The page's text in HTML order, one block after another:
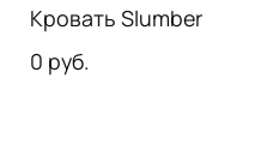
Кровать Slumber
0 pуб.